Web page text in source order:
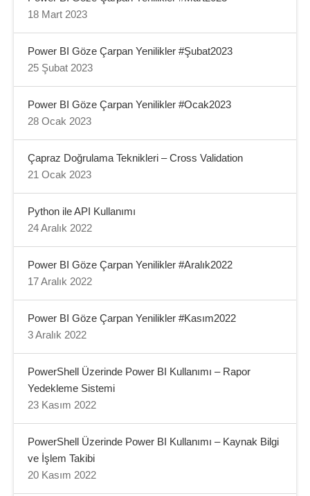
18 Mart 2023
Power BI Göze Çarpan Yenilikler #Şubat2023
25 Şubat 2023
Power BI Göze Çarpan Yenilikler #Ocak2023
28 Ocak 2023
Çapraz Doğrulama Teknikleri – Cross Validation
21 Ocak 2023
Python ile API Kullanımı
24 Aralık 2022
Power BI Göze Çarpan Yenilikler #Aralık2022
17 Aralık 2022
Power BI Göze Çarpan Yenilikler #Kasım2022
3 Aralık 2022
PowerShell Üzerinde Power BI Kullanımı – Rapor
Yedekleme Sistemi
23 Kasım 2022
PowerShell Üzerinde Power BI Kullanımı – Kaynak Bilgi
ve İşlem Takibi
20 Kasım 2022